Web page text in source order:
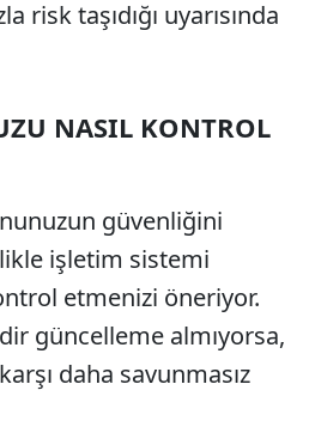
risk taşıdığı uyarısında
NASIL KONTROL
güvenliğini
işletim sistemi
etmenizi öneriyor.
güncelleme almıyorsa,
daha savunmasız